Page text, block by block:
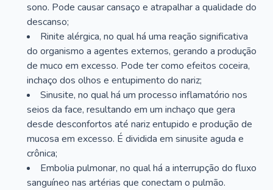
sono. Pode causar cansaço e atrapalhar a qualidade do
descanso;
Rinite alérgica, no qual há uma reação significativa
do organismo a agentes externos, gerando a produção
de muco em excesso. Pode ter como efeitos coceira,
inchaço dos olhos e entupimento do nariz;
Sinusite, no qual há um processo inflamatório nos
seios da face, resultando em um inchaço que gera
desde desconfortos até nariz entupido e produção de
mucosa em excesso. É dividida em sinusite aguda e
crônica;
Embolia pulmonar, no qual há a interrupção do fluxo
sanguíneo nas artérias que conectam o pulmão.